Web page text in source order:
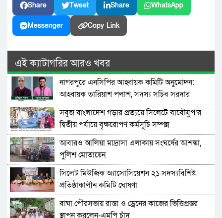
Share Tweet Share WhatsApp
Messenger Copy Link
এই ক্যাটাগরির আরও খবর
নাগরপুরে এনসিপির আহ্বায়ক কমিটি অনুমোদন:
আহ্বায়ক তারিয়াশ পলাশ, সদস্য সচিব সরদার
আশরাফ
সবুজ বাংলাদেশ গড়ার প্রত্যয়ে সিলেটে বাবৌযুপ’র
দ্বিতীয় পর্যায়ে বৃক্ষরোপণ কর্মসূচি সম্পন্ন
আবারও আলিয়া মাদ্রাসা এলাকায় সংঘর্ষের আশঙ্কা,
পুলিশ মোতায়েন
সিলেট মিউজিক অ্যাসোসিয়েশন ২১ সদস্যবিশিষ্ট
প্রতিষ্ঠাকালীন কমিটি ঘোষণা
বাঘা পৌরসভায় রাস্তা ও ড্রেনের কাজের ভিত্তিপ্রস্তর
স্থাপন করলেন-এমপি চাঁদ